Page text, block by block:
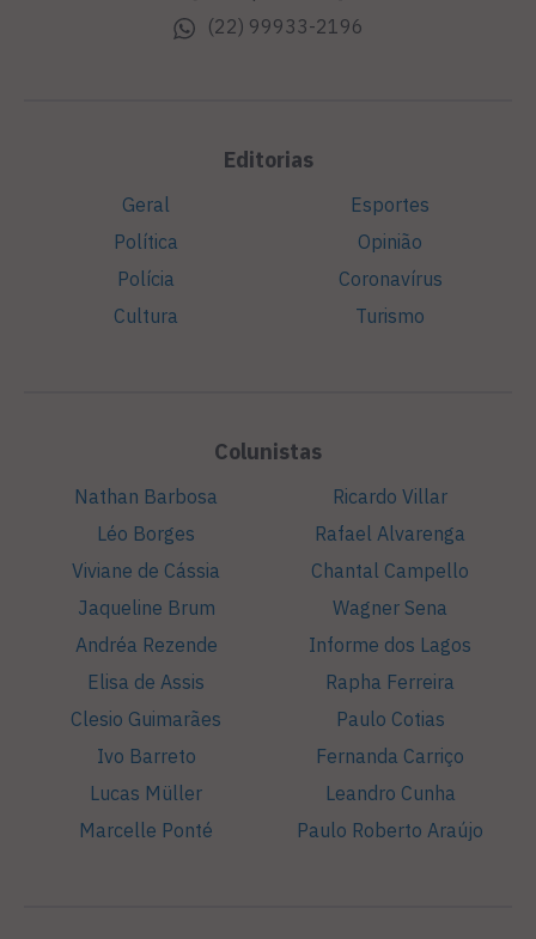
(22) 99933-2196
Editorias
Geral
Política
Polícia
Cultura
Esportes
Opinião
Coronavírus
Turismo
Colunistas
Nathan Barbosa
Léo Borges
Viviane de Cássia
Jaqueline Brum
Andréa Rezende
Elisa de Assis
Clesio Guimarães
Ivo Barreto
Lucas Müller
Marcelle Ponté
Ricardo Villar
Rafael Alvarenga
Chantal Campello
Wagner Sena
Informe dos Lagos
Rapha Ferreira
Paulo Cotias
Fernanda Carriço
Leandro Cunha
Paulo Roberto Araújo